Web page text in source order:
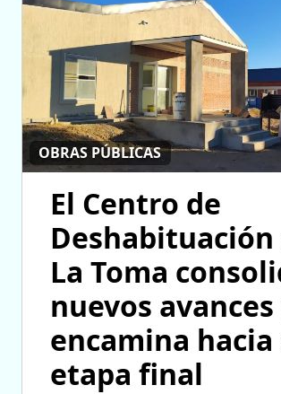
OBRAS PÚBLICAS
El Centro de
Deshabituación
La Toma
nuevos avances
encamina hacia
etapa final